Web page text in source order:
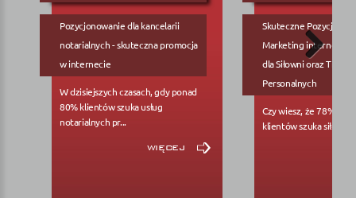
Pozycjonowanie dla kancelarii
notarialnych - skuteczna promocja
w internecie
W dzisiejszych czasach, gdy ponad
80% klientów szuka usług
notarialnych pr...
więcej
Skuteczne
Marketing internetowy
dla Siłowni oraz
Personalnych
Czy wiesz, że 78%
klientów szuka siłowni...